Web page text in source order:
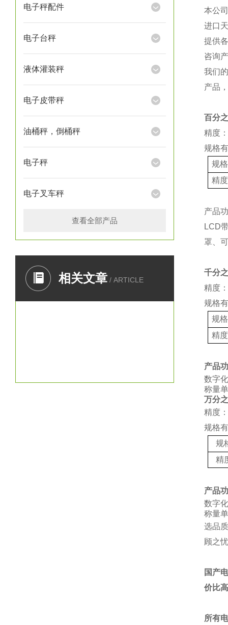
电子秤配件
电子台秤
液体灌装秤
电子皮带秤
油桶秤，倒桶秤
电子秤
电子叉车秤
查看全部产品
相关文章 / ARTICLE
本公
进口
提供
咨询
我们
产品
百分
精度
规格
规格
精度
产品
LCD
罩、
千分
精度
规格
规格
精度
产品
数字
称量
万分
精度
规格
规
精
产品
数字
称量
选品
顾之
国产
价比
所有